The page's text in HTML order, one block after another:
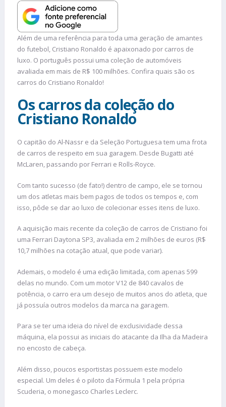
Além de uma referência para toda uma geração de amantes
do futebol, Cristiano Ronaldo é apaixonado por carros de
luxo. O português possui uma coleção de automóveis
avaliada em mais de R$ 100 milhões. Confira quais são os
carros do Cristiano Ronaldo!
Os carros da coleção do
Cristiano Ronaldo
O capitão do Al-Nassr e da Seleção Portuguesa tem uma frota
de carros de respeito em sua garagem. Desde Bugatti até
McLaren, passando por Ferrari e Rolls-Royce.
Com tanto sucesso (de fato!) dentro de campo, ele se tornou
um dos atletas mais bem pagos de todos os tempos e, com
isso, pôde se dar ao luxo de colecionar esses itens de luxo.
A aquisição mais recente da coleção de carros de Cristiano foi
uma Ferrari Daytona SP3, avaliada em 2 milhões de euros (R$
10,7 milhões na cotação atual, que pode variar).
Ademais, o modelo é uma edição limitada, com apenas 599
delas no mundo. Com um motor V12 de 840 cavalos de
potência, o carro era um desejo de muitos anos do atleta, que
já possuía outros modelos da marca na garagem.
Para se ter uma ideia do nível de exclusividade dessa
máquina, ela possui as iniciais do atacante da Ilha da Madeira
no encosto de cabeça.
Além disso, poucos esportistas possuem este modelo
especial. Um deles é o piloto da Fórmula 1 pela própria
Scuderia, o monegasco Charles Leclerc.